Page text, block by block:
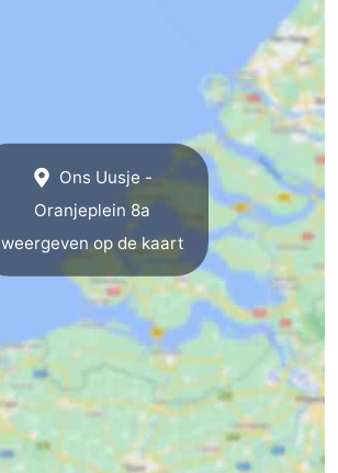
Ons Uusje -
Oranjeplein 8a
weergeven op de kaart